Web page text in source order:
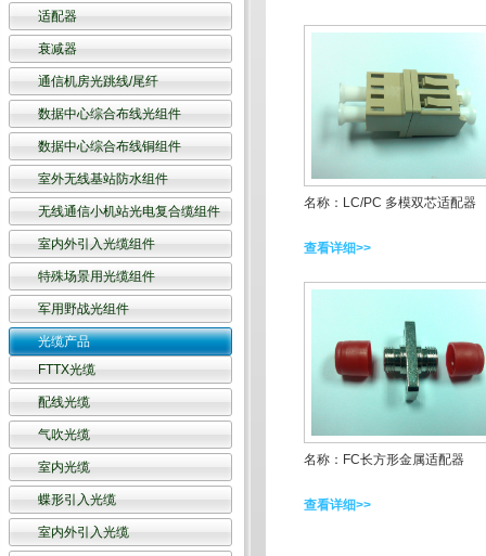
适配器
衰减器
通信机房光跳线/尾纤
数据中心综合布线光组件
数据中心综合布线铜组件
室外无线基站防水组件
无线通信小机站光电复合缆组件
室内外引入光缆组件
特殊场景用光缆组件
军用野战光组件
光缆产品
FTTX光缆
配线光缆
气吹光缆
室内光缆
蝶形引入光缆
室内外引入光缆
名称：LC/PC 多模双芯适配器
查看详细>>
名称：FC长方形金属适配器
查看详细>>